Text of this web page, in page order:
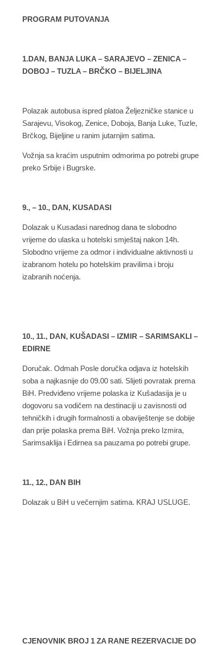
PROGRAM PUTOVANJA
1.DAN, BANJA LUKA – SARAJEVO – ZENICA –
DOBOJ – TUZLA – BRČKO – BIJELJINA
Polazak autobusa ispred platoa Željezničke stanice u
Sarajevu, Visokog, Zenice, Doboja, Banja Luke, Tuzle,
Brčkog, Bijeljine u ranim jutarnjim satima.
Vožnja sa kraćim usputnim odmorima po potrebi grupe
preko Srbije i Bugrske.
9., – 10., DAN, KUSADASI
Dolazak u Kusadasi narednog dana te slobodno
vrijeme do ulaska u hotelski smještaj nakon 14h.
Slobodno vrijeme za odmor i individualne aktivnosti u
izabranom hotelu po hotelskim pravilima i broju
izabranih noćenja.
10., 11., DAN, KUŠADASI – IZMIR – SARIMSAKLI –
EDIRNE
Doručak. Odmah Posle doručka odjava iz hotelskih
soba a najkasnije do 09.00 sati. Slijeti povratak prema
BiH. Predviđeno vrijeme polaska iz Kušadasija je u
dogovoru sa vodičem na destinaciji u zavisnosti od
tehničkih i drugih formalnosti a obaviještenje se dobije
dan prije polaska prema BiH. Vožnja preko Izmira,
Sarimsaklija i Edirnea sa pauzama po potrebi grupe.
11., 12., DAN BIH
Dolazak u BiH u večernjim satima. KRAJ USLUGE.
CJENOVNIK BROJ 1 ZA RANE REZERVACIJE DO